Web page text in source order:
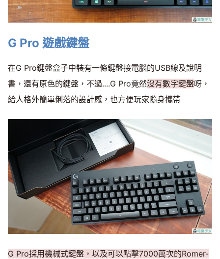
G Pro 遊戲鍵盤
在G Pro鍵盤盒子中裝有一條鍵盤接電腦的USB線及說明
書，還有原色的鍵盤，不過....G Pro竟然沒有數字鍵盤呀，
給人格外簡單俐落的設計感，也方便玩家隨身攜帶
G Pro採用機械式鍵盤，以及可以點擊7000萬次的Romer-